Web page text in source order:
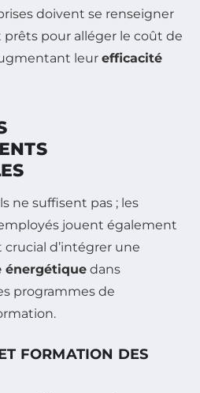
doivent se renseigner
pour alléger le coût de
leur efficacité
ne suffisent pas ; les
jouent également
crucial d’intégrer une
énergétique dans
programmes de
FORMATION DES